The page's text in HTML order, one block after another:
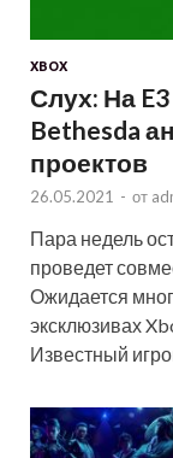
XBOX
Слух: На
Bethesda
проектов
26.05.2021 - от
Пара недель
проведет
Ожидается
эксклюзивах
Известный